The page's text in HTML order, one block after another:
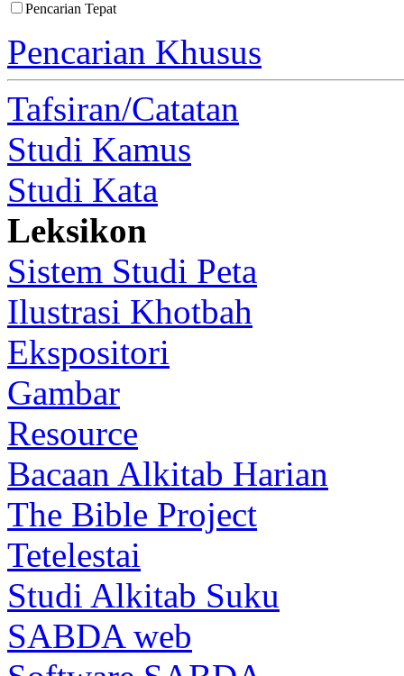
Pencarian Tepat
Pencarian Khusus
Tafsiran/Catatan
Studi Kamus
Studi Kata
Leksikon
Sistem Studi Peta
Ilustrasi Khotbah
Ekspositori
Gambar
Resource
Bacaan Alkitab Harian
The Bible Project
Tetelestai
Studi Alkitab Suku
SABDA web